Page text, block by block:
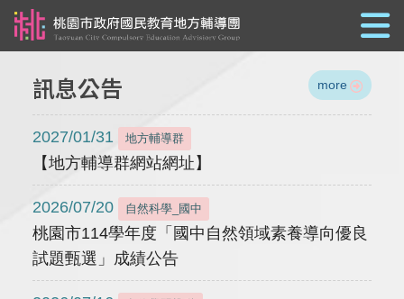
訊息公告 more
2027/01/31 地方輔導群
【地方輔導群網站網址】
2026/07/20 自然科學_國中
桃園市114學年度「國中自然領域素養導向優良
試題甄選」成績公告